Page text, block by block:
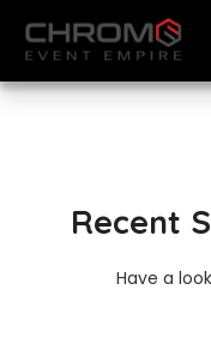
Recent
Have a